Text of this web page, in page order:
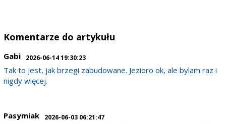
Komentarze do artykułu
Gabi 2026-06-14 19:30:23
Tak to jest, jak brzegi zabudowane. Jezioro ok, ale bylam raz i
nigdy więcej.
Pasymiak 2026-06-03 06:21:47